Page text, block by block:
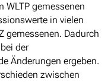
WLTP gemessenen
in vielen
gemessenen. Dadurch
der
Änderungen ergeben.
zwischen